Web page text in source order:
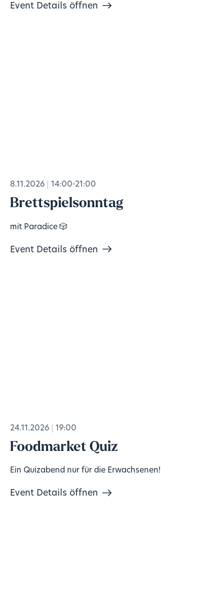
Event Details öffnen
8.11.2026 14:00-21:00
Brettspielsonntag
mit Paradice 🎲
Event Details öffnen
24.11.2026 19:00
Foodmarket Quiz
Ein Quizabend nur für die Erwachsenen!
Event Details öffnen